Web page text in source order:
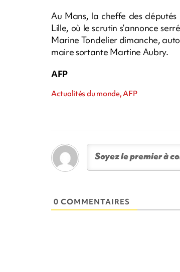
Au Mans, la cheffe des
Lille, où le scrutin s’annonce
Marine Tondelier dimanche,
maire sortante Martine Aubry.
AFP
Actualités du monde, AFP
0 COMMENTAIRES